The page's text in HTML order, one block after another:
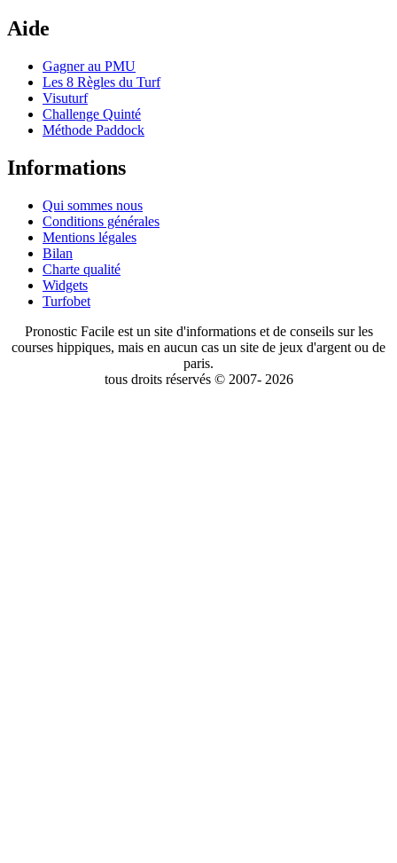
Aide
Gagner au PMU
Les 8 Règles du Turf
Visuturf
Challenge Quinté
Méthode Paddock
Informations
Qui sommes nous
Conditions générales
Mentions légales
Bilan
Charte qualité
Widgets
Turfobet
Pronostic Facile est un site d'informations et de conseils sur les
courses hippiques, mais en aucun cas un site de jeux d'argent ou de
paris.
tous droits réservés © 2007- 2026